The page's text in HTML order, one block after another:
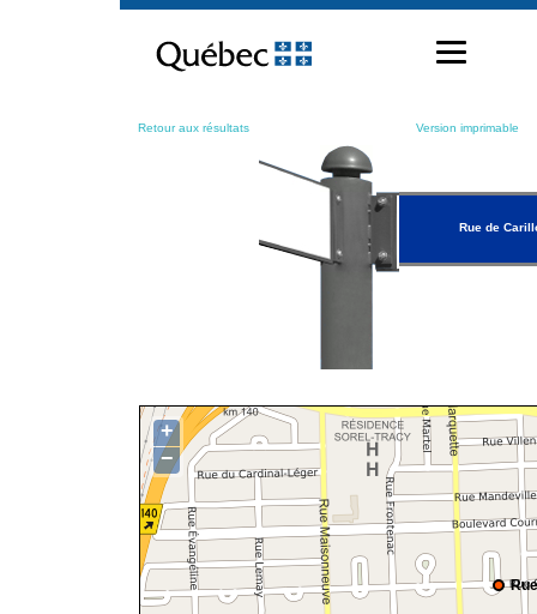
contenu
Retour aux résultats Version imprimable
Rue de
+
−